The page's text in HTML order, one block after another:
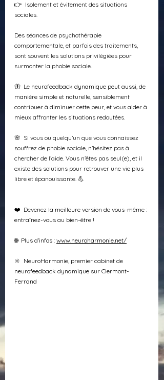
👉 Isolement et évitement des situations
sociales.
Des séances de psychothérapie
comportementale, et parfois des traitements,
sont souvent les solutions privilégiées pour
surmonter la phobie sociale.
🦋 Le neurofeedback dynamique peut aussi, de
manière simple et naturelle, sensiblement
contribuer à diminuer cette peur, et vous aider à
mieux affronter les situations redoutées.
🌸  Si vous ou quelqu’un que vous connaissez
souffrez de phobie sociale, n’hésitez pas à
chercher de l’aide. Vous n’êtes pas seul(e), et il
existe des solutions pour retrouver une vie plus
libre et épanouissante. 💪
❤️  Devenez la meilleure version de vous-même :
entraînez-vous au bien-être !
🌐  Plus d’infos : www.neuroharmonie.net/
🔆  NeuroHarmonie, premier cabinet de
neurofeedback dynamique sur Clermont-
Ferrand